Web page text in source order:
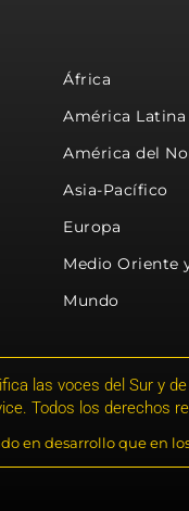
África
América
América del
Asia-Pacífico
Europa
Medio Oriente
Mundo
las voces del Sur y
Todos los derechos
en desarrollo que en